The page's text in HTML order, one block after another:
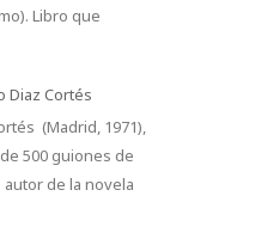
Libro que
Diaz Cortés
(Madrid, 1971),
500 guiones de
de la novela